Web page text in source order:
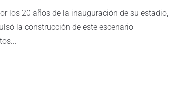
los 20 años de la inauguración de su estadio,
la construcción de este escenario